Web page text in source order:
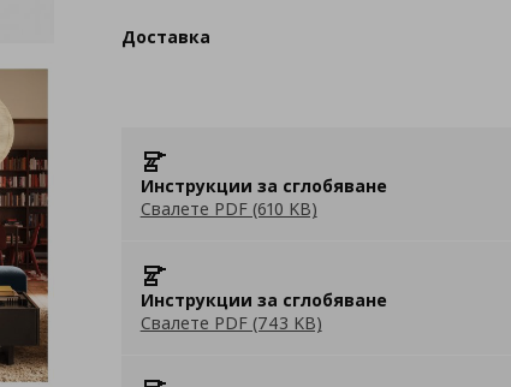
Доставка
Инструкции за сглобяване
Свалете PDF (610 KB)
Инструкции за сглобяване
Свалете PDF (743 KB)